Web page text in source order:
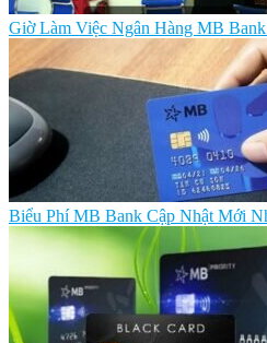
Giờ Làm Việc Ngân Hàng MB
Biểu Phí MB Bank Cập Nhật Mới